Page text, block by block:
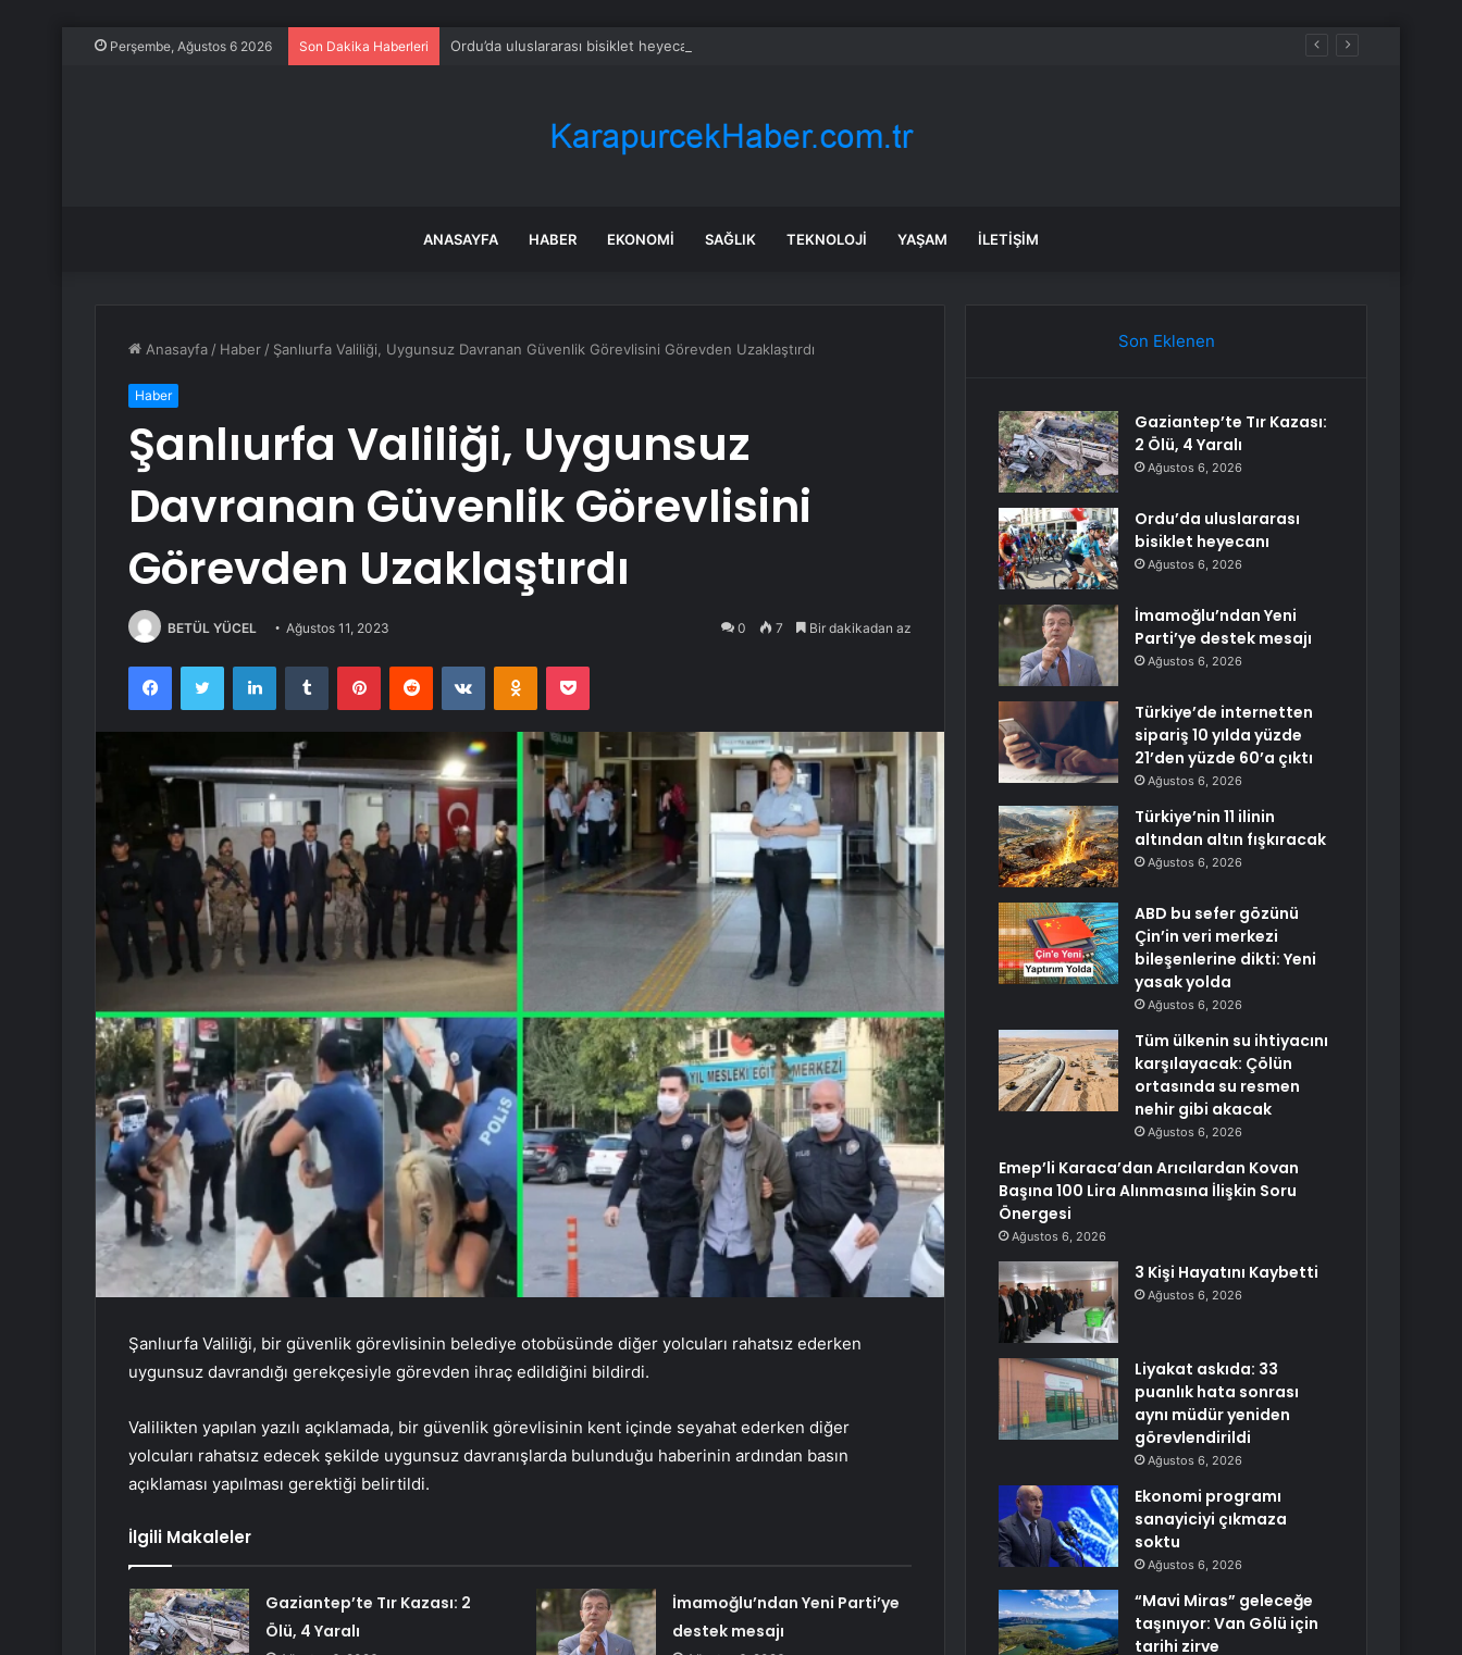
Perşembe, Ağustos 6 2026 Son Dakika Haberleri Ordu’da uluslararası bisiklet heyecanı
ANASAYFA HABER EKONOMI SAĞLIK TEKNOLOJI YAŞAM İLETIŞIM
Anasayfa / Haber / Şanlıurfa Valiliği, Uygunsuz Davranan Güvenlik Görevlisini Görevden Uzaklaştırdı
Haber
Şanlıurfa Valiliği, Uygunsuz
Davranan Güvenlik Görevlisini
Görevden Uzaklaştırdı
BETÜL YÜCEL Ağustos 11, 2023 0 7 Bir dakikadan az
FacebookTwitter LinkedInTumblr PinterestReddit VKontakteOdnoklassniki
Pocket
Şanlıurfa Valiliği, bir güvenlik görevlisinin belediye otobüsünde diğer yolcuları rahatsız ederken
uygunsuz davrandığı gerekçesiyle görevden ihraç edildiğini bildirdi.
Valilikten yapılan yazılı açıklamada, bir güvenlik görevlisinin kent içinde seyahat ederken diğer
yolcuları rahatsız edecek şekilde uygunsuz davranışlarda bulunduğu haberinin ardından basın
açıklaması yapılması gerektiği belirtildi.
İlgili Makaleler
Gaziantep’te Tır Kazası: 2
Ölü, 4 Yaralı
İmamoğlu’ndan Yeni Parti’ye
destek mesajı
Son Eklenen
Gaziantep’te Tır Kazası:
2 Ölü, 4 Yaralı
Ağustos 6, 2026
Ordu’da uluslararası
bisiklet heyecanı
Ağustos 6, 2026
İmamoğlu’ndan Yeni
Parti’ye destek mesajı
Ağustos 6, 2026
Türkiye’de internetten
sipariş 10 yılda yüzde
21’den yüzde 60’a çıktı
Ağustos 6, 2026
Türkiye’nin 11 ilinin
altından altın fışkıracak
Ağustos 6, 2026
ABD bu sefer gözünü
Çin’in veri merkezi
bileşenlerine dikti: Yeni
yasak yolda
Ağustos 6, 2026
Tüm ülkenin su ihtiyacını
karşılayacak: Çölün
ortasında su resmen
nehir gibi akacak
Ağustos 6, 2026
Emep’li Karaca’dan Arıcılardan Kovan
Başına 100 Lira Alınmasına İlişkin Soru
Önergesi
Ağustos 6, 2026
3 Kişi Hayatını Kaybetti
Ağustos 6, 2026
Liyakat askıda: 33
puanlık hata sonrası
aynı müdür yeniden
görevlendirildi
Ağustos 6, 2026
Ekonomi programı
sanayiciyi çıkmaza
soktu
Ağustos 6, 2026
“Mavi Miras” geleceğe
taşınıyor: Van Gölü için
tarihi zirve